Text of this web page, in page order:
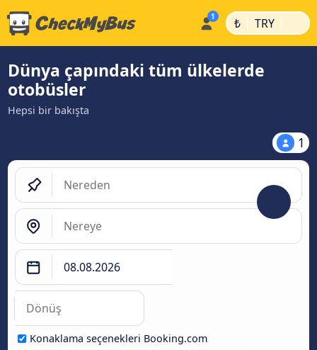
₺ | TRY |
Dünya çapındaki tüm ülkelerde
otobüsler
Hepsi bir bakışta
1
Konaklama seçenekleri Booking.com